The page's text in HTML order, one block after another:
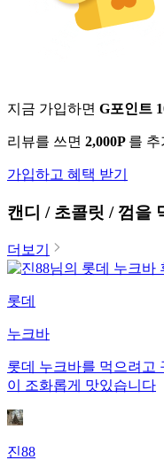
지금 가입하면 G포인트
리뷰를 쓰면 2,000P 를 추
가입하고 혜택 받기
캔디 / 초콜릿 / 껌을
더보기
롯데
누크바
롯데 누크바를 먹으려고
이 조화롭게 맛있습니다
진88